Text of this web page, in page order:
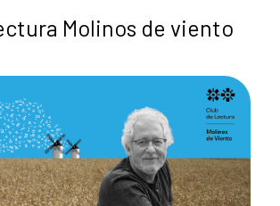
Molinos de viento